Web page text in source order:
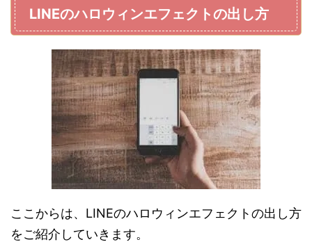
LINEのハロウィンエフェクトの出し方
ここからは、LINEのハロウィンエフェクトの出し方
をご紹介していきます。